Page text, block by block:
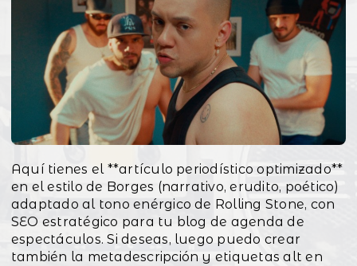
Aquí tienes el **artículo periodístico optimizado**
en el estilo de Borges (narrativo, erudito, poético)
adaptado al tono enérgico de Rolling Stone, con
SEO estratégico para tu blog de agenda de
espectáculos. Si deseas, luego puedo crear
también la metadescripción y etiquetas alt en